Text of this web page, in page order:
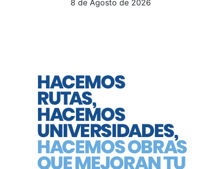
8 de Agosto de 2026